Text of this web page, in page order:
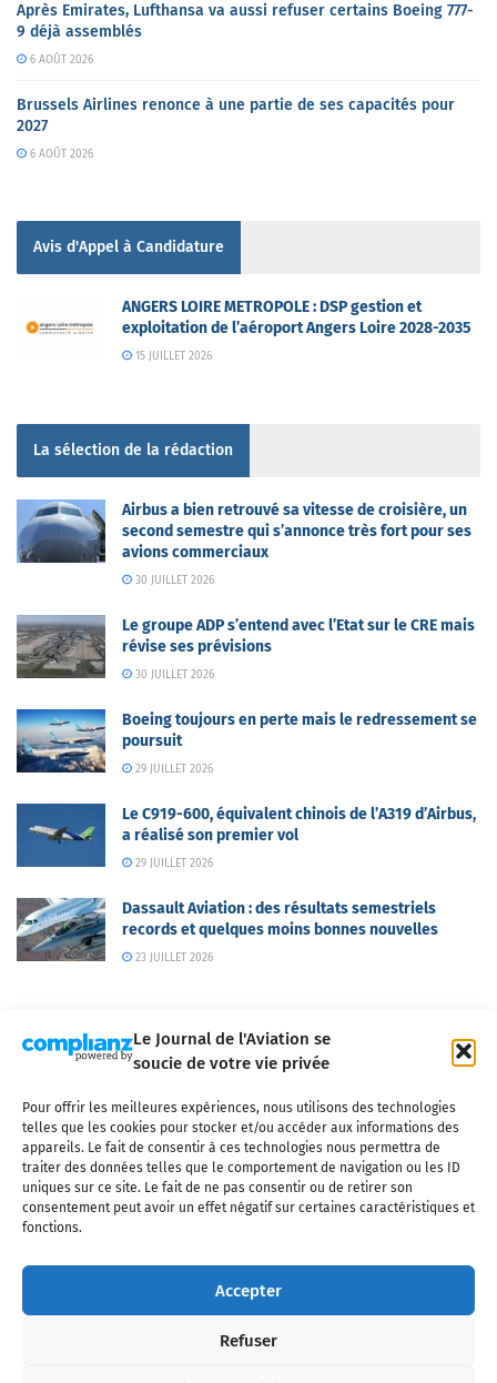
Le Journal de l'Aviation se
soucie de votre vie privée
Pour offrir les meilleures expériences, nous utilisons des technologies
telles que les cookies pour stocker et/ou accéder aux informations des
appareils. Le fait de consentir à ces technologies nous permettra de
traiter des données telles que le comportement de navigation ou les ID
uniques sur ce site. Le fait de ne pas consentir ou de retirer son
consentement peut avoir un effet négatif sur certaines caractéristiques et
fonctions.
Accepter
Refuser
Après Emirates, Lufthansa va aussi refuser certains Boeing 777-
9 déjà assemblés
6 AOÛT 2026
Brussels Airlines renonce à une partie de ses capacités pour
2027
6 AOÛT 2026
Avis d'Appel à Candidature
ANGERS LOIRE METROPOLE : DSP gestion et
exploitation de l’aéroport Angers Loire 2028-2035
15 JUILLET 2026
La sélection de la rédaction
Airbus a bien retrouvé sa vitesse de croisière, un
second semestre qui s’annonce très fort pour ses
avions commerciaux
30 JUILLET 2026
Le groupe ADP s’entend avec l’Etat sur le CRE mais
révise ses prévisions
30 JUILLET 2026
Boeing toujours en perte mais le redressement se
poursuit
29 JUILLET 2026
Le C919-600, équivalent chinois de l’A319 d’Airbus,
a réalisé son premier vol
29 JUILLET 2026
Dassault Aviation : des résultats semestriels
records et quelques moins bonnes nouvelles
23 JUILLET 2026
Qui sommes-nous ? Nous contacter
Partenaires
Mentions légales
CGV Politique de confidentialité Cookies
l'industrie aéronautique, l'aviation commerciale, l'aviation d'affaires, les
civils, l'aéronautique de défense et l'industrie spatiale. Toute reproduction,